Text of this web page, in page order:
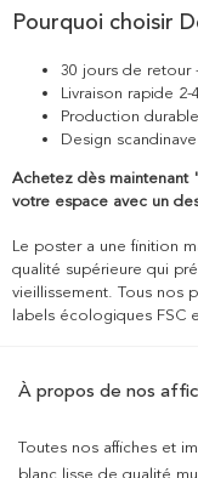
Pourquoi choisir
30 jours de retour
Livraison rapide
Production
Design
Achetez dès maintenant
votre espace avec un
Le poster a une finition
qualité supérieure qui
vieillissement. Tous nos
labels écologiques FSC
À propos de nos
Toutes nos affiches et